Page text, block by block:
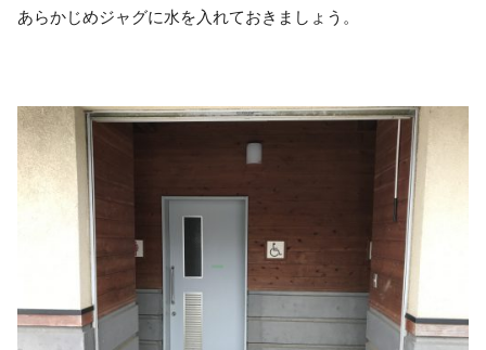
あらかじめジャグに水を入れておきましょう。